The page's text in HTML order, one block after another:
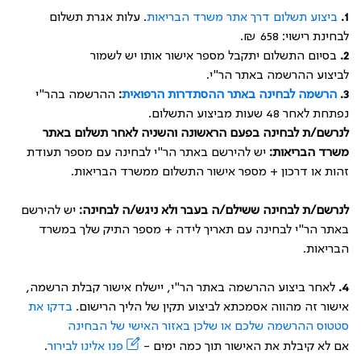
1. ביצוע תשלום דרך אתר משרד הבריאות. עלות אגרת תשלום
לבחינת רישוי: 658 ₪.
2. בסיום התשלום יתקבל מספר אישור אותו יש לשמור
לביצוע ההרשמה באתר הר"י.
3. הרשמה לבחינה באתר ההסתדרות הרפואית: ההרשמה בהר"י
נפתחת לאחר 48 שעות מביצוע התשלום.
לנרשם/ת לבחינה בפעם הראשונה והשניה לאחר תשלום באתר
משרד הבריאות: יש להירשם באתר הר"י לבחינה עם מספר תעודת
זהות או דרכון + מספר אישור התשלום ממשרד הבריאות.
לנרשם/ת לבחינה ששילם/ה בעבר ולא ניגש/ה לבחינה: יש להירשם
באתר הר"י לבחינה עם תאריך לידה + מספר התיק שלך במשרד
הבריאות.
4. לאחר ביצוע ההרשמה באתר הר"י, יישלח אישור קבלת הרשמה,
אישור זה מהווה אסמכתא לביצוע תקין של הליך הרישום. בדקו את
סטטוס ההרשמה שלכם או שלכן באזור האישי של הבחינה
אם לא קיבלת את האישור תוך כמה ימים -
פנו אלינו לבירור.